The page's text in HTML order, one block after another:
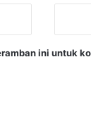
ini untuk